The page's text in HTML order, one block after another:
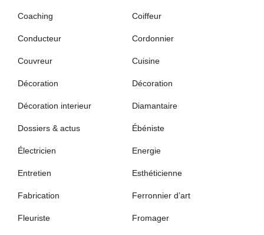
Coaching Coiffeur
Conducteur Cordonnier
Couvreur Cuisine
Décoration Décoration
Décoration interieur Diamantaire
Dossiers & actus Ébéniste
Électricien Energie
Entretien Esthéticienne
Fabrication Ferronnier d’art
Fleuriste Fromager